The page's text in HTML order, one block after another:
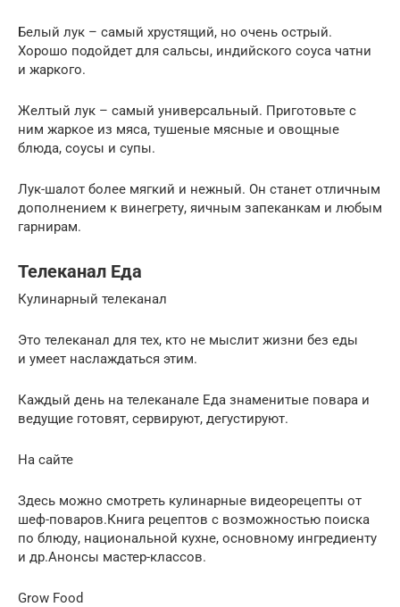
Белый лук – самый хрустящий, но очень острый.
Хорошо подойдет для сальсы, индийского соуса чатни
и жаркого.
Желтый лук – самый универсальный. Приготовьте с
ним жаркое из мяса, тушеные мясные и овощные
блюда, соусы и супы.
Лук-шалот более мягкий и нежный. Он станет отличным
дополнением к винегрету, яичным запеканкам и любым
гарнирам.
Телеканал Еда
Кулинарный телеканал
Это телеканал для тех, кто не мыслит жизни без еды
и умеет наслаждаться этим.
Каждый день на телеканале Еда знаменитые повара и
ведущие готовят, сервируют, дегустируют.
На сайте
Здесь можно смотреть кулинарные видеорецепты от
шеф-поваров.Книга рецептов с возможностью поиска
по блюду, национальной кухне, основному ингредиенту
и др.Анонсы мастер-классов.
Grow Food